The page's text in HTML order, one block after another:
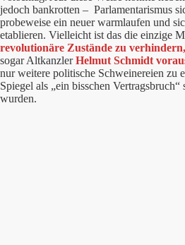
jedoch bankrotten – Parlamentarismus
probeweise ein neuer warmlaufen und
etablieren. Vielleicht ist das die einzige
revolutionäre Zustände zu verhindern,
sogar AltkanzlerHelmut Schmidt
nur weitere politische Schweinereien zu
Spiegel als „ein bisschen Vertragsbruch“
wurden.